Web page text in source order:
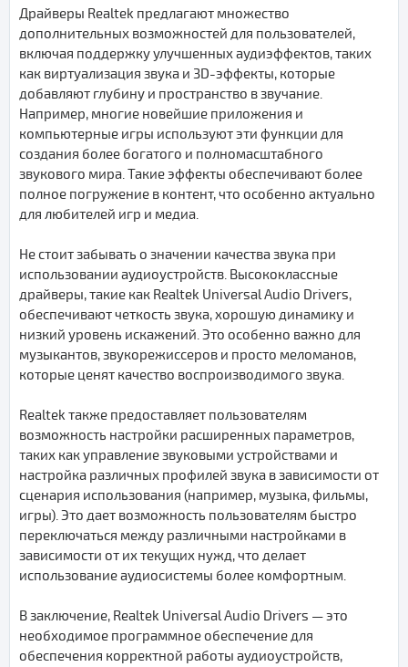
Драйверы Realtek предлагают множество
дополнительных возможностей для пользователей,
включая поддержку улучшенных аудиэффектов, таких
как виртуализация звука и 3D-эффекты, которые
добавляют глубину и пространство в звучание.
Например, многие новейшие приложения и
компьютерные игры используют эти функции для
создания более богатого и полномасштабного
звукового мира. Такие эффекты обеспечивают более
полное погружение в контент, что особенно актуально
для любителей игр и медиа.
Не стоит забывать о значении качества звука при
использовании аудиоустройств. Высококлассные
драйверы, такие как Realtek Universal Audio Drivers,
обеспечивают четкость звука, хорошую динамику и
низкий уровень искажений. Это особенно важно для
музыкантов, звукорежиссеров и просто меломанов,
которые ценят качество воспроизводимого звука.
Realtek также предоставляет пользователям
возможность настройки расширенных параметров,
таких как управление звуковыми устройствами и
настройка различных профилей звука в зависимости от
сценария использования (например, музыка, фильмы,
игры). Это дает возможность пользователям быстро
переключаться между различными настройками в
зависимости от их текущих нужд, что делает
использование аудиосистемы более комфортным.
В заключение, Realtek Universal Audio Drivers — это
необходимое программное обеспечение для
обеспечения корректной работы аудиоустройств,